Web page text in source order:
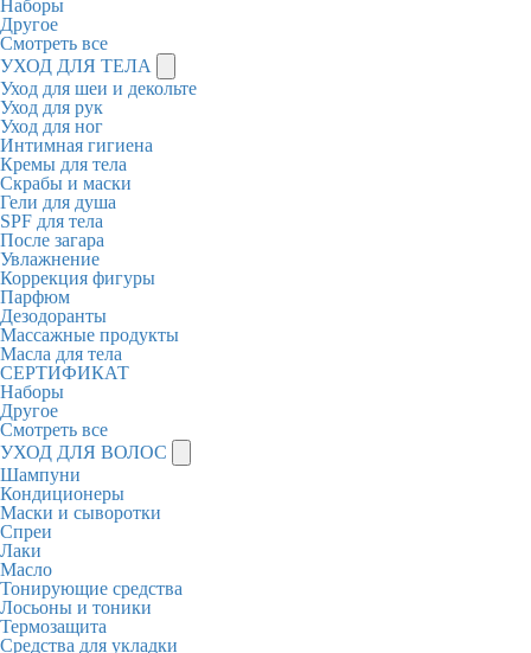
Наборы
Другое
Смотреть все
УХОД ДЛЯ ТЕЛА
Уход для шеи и декольте
Уход для рук
Уход для ног
Интимная гигиена
Кремы для тела
Скрабы и маски
Гели для душа
SPF для тела
После загара
Увлажнение
Коррекция фигуры
Парфюм
Дезодоранты
Массажные продукты
Масла для тела
СЕРТИФИКАТ
Наборы
Другое
Смотреть все
УХОД ДЛЯ ВОЛОС
Шампуни
Кондиционеры
Маски и сыворотки
Спреи
Лаки
Масло
Тонирующие средства
Лосьоны и тоники
Термозащита
Средства для укладки